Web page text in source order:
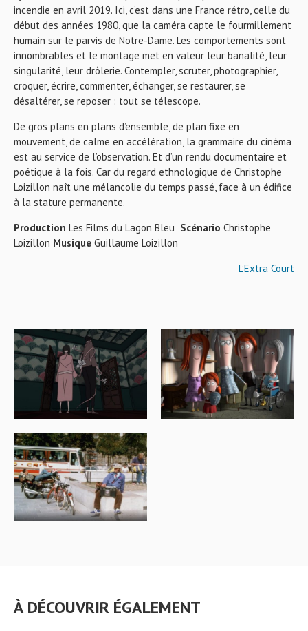
incendie en avril 2019. Ici, c’est dans une France rétro, celle du
début des années 1980, que la caméra capte le fourmillement
humain sur le parvis de Notre-Dame. Les comportements sont
innombrables et le montage met en valeur leur banalité, leur
singularité, leur drôlerie. Contempler, scruter, photographier,
croquer, écrire, commenter, échanger, se restaurer, se
désaltérer, se reposer : tout se télescope.
De gros plans en plans d’ensemble, de plan fixe en
mouvement, de calme en accélération, la grammaire du cinéma
est au service de l’observation. Et d’un rendu documentaire et
poétique à la fois. Car du regard ethnologique de Christophe
Loizillon naît une mélancolie du temps passé, face à un édifice
à la stature permanente.
Production Les Films du Lagon Bleu Scénario Christophe
Loizillon Musique Guillaume Loizillon
L’Extra Court
À DÉCOUVRIR ÉGALEMENT